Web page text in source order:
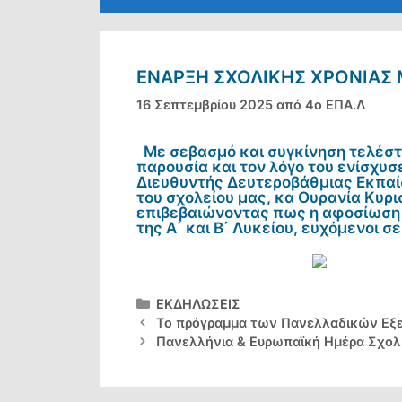
ΈΝΑΡΞΗ ΣΧΟΛΙΚΉΣ ΧΡΟΝΙΆΣ
16 Σεπτεμβρίου 2025 από 4ο ΕΠΑ.Λ
Με σεβασμό και συγκίνηση
παρουσία και τον λόγο του
Διευθυντής Δευτεροβάθμιας
του σχολείου μας, κα Ουρανία
επιβεβαιώνοντας πως η αφοσίωση
της Α΄ και Β΄ Λυκείου, ευχόμενοι
Κατηγορίες
ΕΚΔΗΛΩΣΕΙΣ
Το πρόγραμμα των Πανελλαδικών
Πανελλήνια & Ευρωπαϊκή Ημέρα